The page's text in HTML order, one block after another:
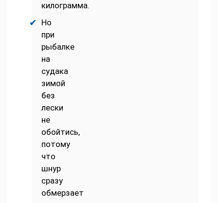
килограмма.
Но
при
рыбалке
на
судака
зимой
без
лески
не
обойтись,
потому
что
шнур
сразу
обмерзает